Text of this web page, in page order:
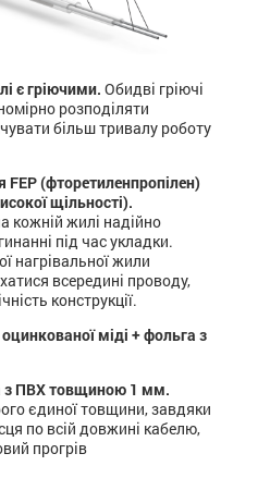
є гріючими. Обидві гріючі
розподіляти
більш тривалу роботу
(фторетиленпропілен)
щільності).
кожній жилі надійно
під час укладки.
нагрівальної жили
всередині проводу,
конструкції.
міді + фольга з
з ПВХ товщиною 1 мм.
єдиної товщини, завдяки
по всій довжині кабелю,
прогрів